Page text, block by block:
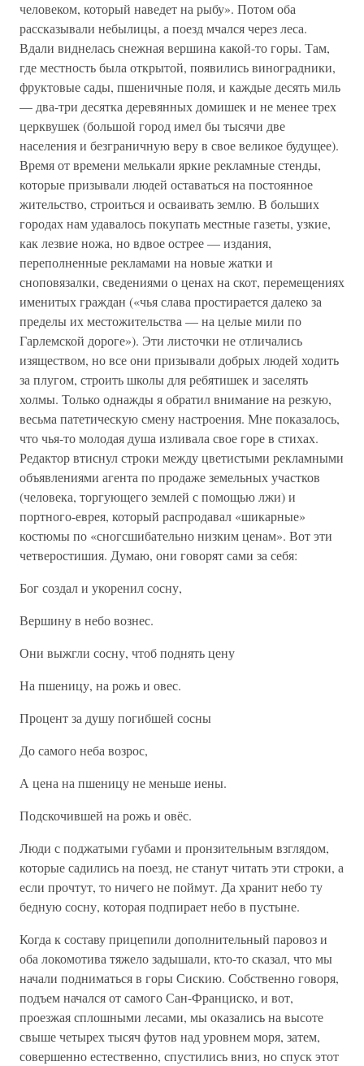
человеком, который наведет на рыбу». Потом оба
рассказывали небылицы, а поезд мчался через леса.
Вдали виднелась снежная вершина какой-то горы. Там,
где местность была открытой, появились виноградники,
фруктовые сады, пшеничные поля, и каждые десять миль
— два-три десятка деревянных домишек и не менее трех
церквушек (большой город имел бы тысячи две
населения и безграничную веру в свое великое будущее).
Время от времени мелькали яркие рекламные стенды,
которые призывали людей оставаться на постоянное
жительство, строиться и осваивать землю. В больших
городах нам удавалось покупать местные газеты, узкие,
как лезвие ножа, но вдвое острее — издания,
переполненные рекламами на новые жатки и
сноповязалки, сведениями о ценах на скот, перемещениях
именитых граждан («чья слава простирается далеко за
пределы их местожительства — на целые мили по
Гарлемской дороге»). Эти листочки не отличались
изяществом, но все они призывали добрых людей ходить
за плугом, строить школы для ребятишек и заселять
холмы. Только однажды я обратил внимание на резкую,
весьма патетическую смену настроения. Мне показалось,
что чья-то молодая душа изливала свое горе в стихах.
Редактор втиснул строки между цветистыми рекламными
объявлениями агента по продаже земельных участков
(человека, торгующего землей с помощью лжи) и
портного-еврея, который распродавал «шикарные»
костюмы по «сногсшибательно низким ценам». Вот эти
четверостишия. Думаю, они говорят сами за себя:
Бог создал и укоренил сосну,
Вершину в небо вознес.
Они выжгли сосну, чтоб поднять цену
На пшеницу, на рожь и овес.
Процент за душу погибшей сосны
До самого неба возрос,
А цена на пшеницу не меньше иены.
Подскочившей на рожь и овёс.
Люди с поджатыми губами и пронзительным взглядом,
которые садились на поезд, не станут читать эти строки, а
если прочтут, то ничего не поймут. Да хранит небо ту
бедную сосну, которая подпирает небо в пустыне.
Когда к составу прицепили дополнительный паровоз и
оба локомотива тяжело задышали, кто-то сказал, что мы
начали подниматься в горы Сискию. Собственно говоря,
подъем начался от самого Сан-Франциско, и вот,
проезжая сплошными лесами, мы оказались на высоте
свыше четырех тысяч футов над уровнем моря, затем,
совершенно естественно, спустились вниз, но спуск этот